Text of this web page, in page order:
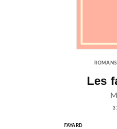
Les
FAYARD